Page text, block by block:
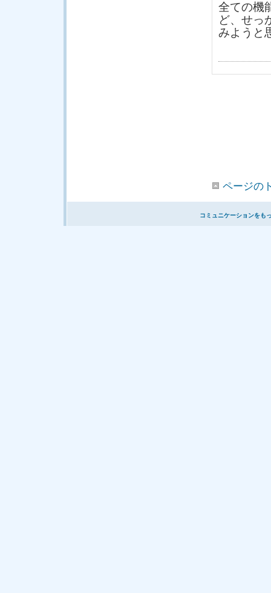
全ての機
ど、せっ
みようと
ページの
コミュニケーションをも